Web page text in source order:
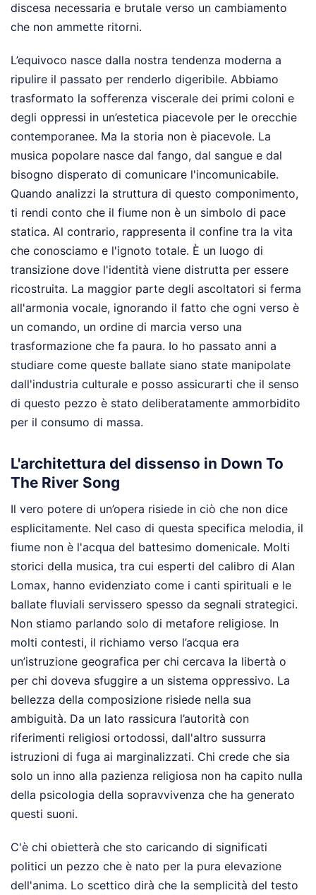
discesa necessaria e brutale verso un cambiamento
che non ammette ritorni.
L’equivoco nasce dalla nostra tendenza moderna a
ripulire il passato per renderlo digeribile. Abbiamo
trasformato la sofferenza viscerale dei primi coloni e
degli oppressi in un’estetica piacevole per le orecchie
contemporanee. Ma la storia non è piacevole. La
musica popolare nasce dal fango, dal sangue e dal
bisogno disperato di comunicare l'incomunicabile.
Quando analizzi la struttura di questo componimento,
ti rendi conto che il fiume non è un simbolo di pace
statica. Al contrario, rappresenta il confine tra la vita
che conosciamo e l'ignoto totale. È un luogo di
transizione dove l'identità viene distrutta per essere
ricostruita. La maggior parte degli ascoltatori si ferma
all'armonia vocale, ignorando il fatto che ogni verso è
un comando, un ordine di marcia verso una
trasformazione che fa paura. Io ho passato anni a
studiare come queste ballate siano state manipolate
dall'industria culturale e posso assicurarti che il senso
di questo pezzo è stato deliberatamente ammorbidito
per il consumo di massa.
L'architettura del dissenso in Down To
The River Song
Il vero potere di un’opera risiede in ciò che non dice
esplicitamente. Nel caso di questa specifica melodia, il
fiume non è l'acqua del battesimo domenicale. Molti
storici della musica, tra cui esperti del calibro di Alan
Lomax, hanno evidenziato come i canti spirituali e le
ballate fluviali servissero spesso da segnali strategici.
Non stiamo parlando solo di metafore religiose. In
molti contesti, il richiamo verso l’acqua era
un’istruzione geografica per chi cercava la libertà o
per chi doveva sfuggire a un sistema oppressivo. La
bellezza della composizione risiede nella sua
ambiguità. Da un lato rassicura l’autorità con
riferimenti religiosi ortodossi, dall'altro sussurra
istruzioni di fuga ai marginalizzati. Chi crede che sia
solo un inno alla pazienza religiosa non ha capito nulla
della psicologia della sopravvivenza che ha generato
questi suoni.
C'è chi obietterà che sto caricando di significati
politici un pezzo che è nato per la pura elevazione
dell'anima. Lo scettico dirà che la semplicità del testo